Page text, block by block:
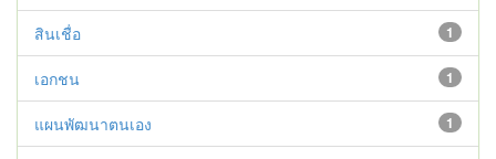
1
สินเชื่อ
1
เอกชน
1
แผนพัฒนาตนเอง